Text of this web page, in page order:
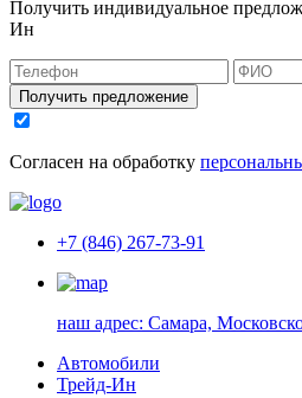
Получить индивидуальное
Ин
Получить предложение
Согласен на обработку
+7 (846) 267-73-91
наш адрес: Самара,
Автомобили
Трейд-Ин